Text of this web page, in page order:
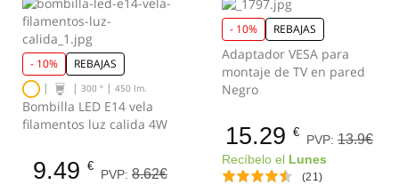
- 10%
REBAJAS
|
| 300 º | 450 lm.
Bombilla LED E14 vela
filamentos luz calida 4W
9.49 €
PVP: 8.62€
- 10% REBAJAS
Adaptador VESA para
montaje de TV en pared
Negro
15.29 €
PVP: 13.9€
Recíbelo el Lunes
(21)